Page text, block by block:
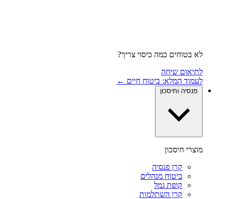
לא בטוחים כמה כיסוי צריך?
לתיאום שיחה
לעמוד המלא: ביטוח חיים ←
פנסיה וחיסכון
מוצרי חיסכון
קרן פנסיה
ביטוח מנהלים
קופת גמל
קרן השתלמות